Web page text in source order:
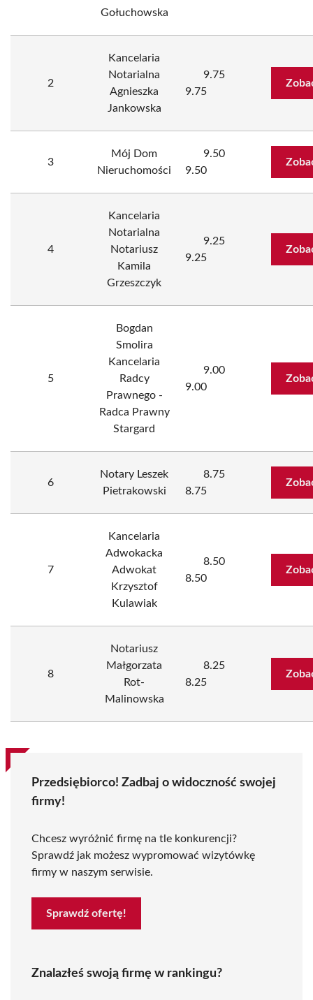
Gołuchowska
2
Kancelaria
Notarialna
Agnieszka
Jankowska
9.75
9.75
3
Mój Dom
Nieruchomości
9.50
9.50
4
Kancelaria
Notarialna
Notariusz
Kamila
Grzeszczyk
9.25
9.25
5
Bogdan
Smolira
Kancelaria
Radcy
Prawnego -
Radca Prawny
Stargard
9.00
9.00
6
Notary Leszek
Pietrakowski
8.75
8.75
7
Kancelaria
Adwokacka
Adwokat
Krzysztof
Kulawiak
8.50
8.50
8
Notariusz
Małgorzata
Rot-
Malinowska
8.25
8.25
Przedsiębiorco! Zadbaj o widoczność swojej
firmy!
Chcesz wyróżnić firmę na tle konkurencji?
Sprawdź jak możesz wypromować wizytówkę
firmy w naszym serwisie.
Sprawdź ofertę!
Znalazłeś swoją firmę w rankingu?